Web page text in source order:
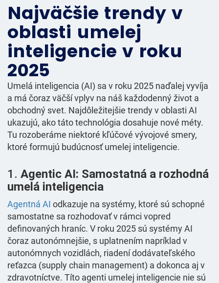
Najväčšie trendy v
oblasti umelej
inteligencie v roku
2025
Umelá inteligencia (AI) sa v roku 2025 naďalej vyvíja
a má čoraz väčší vplyv na náš každodenný život a
obchodný svet. Najdôležitejšie trendy v oblasti AI
ukazujú, ako táto technológia dosahuje nové méty.
Tu rozoberáme niektoré kľúčové vývojové smery,
ktoré formujú budúcnosť umelej inteligencie.
1. Agentic AI: Samostatná a rozhodná
umelá inteligencia
Agentná AI odkazuje na systémy, ktoré sú schopné
samostatne sa rozhodovať v rámci vopred
definovaných hraníc. V roku 2025 sú systémy AI
čoraz autonómnejšie, s uplatnením napríklad v
autonómnych vozidlách, riadení dodávateľského
reťazca (supply chain management) a dokonca aj v
zdravotníctve. Títo agenti umelej inteligencie nie sú